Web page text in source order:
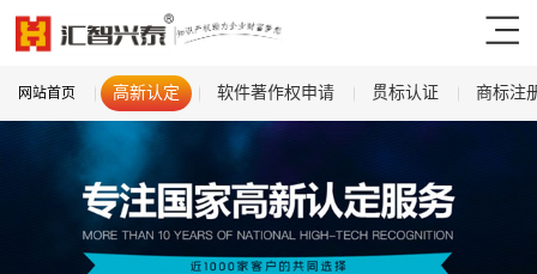
网站首页 高新认定 软件著作权申请 贯标认证 商标注